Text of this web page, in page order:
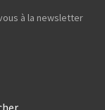
à la newsletter